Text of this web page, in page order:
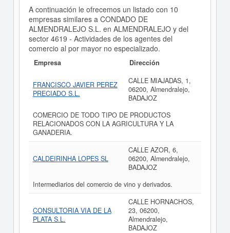
A continuación le ofrecemos un listado con 10
empresas similares a CONDADO DE
ALMENDRALEJO S.L. en ALMENDRALEJO y del
sector 4619 - Actividades de los agentes del
comercio al por mayor no especializado.
Empresa Dirección
FRANCISCO JAVIER PEREZ
PRECIADO S.L.
CALLE MIAJADAS, 1,
06200, Almendralejo,
BADAJOZ
COMERCIO DE TODO TIPO DE PRODUCTOS
RELACIONADOS CON LA AGRICULTURA Y LA
GANADERIA.
CALDEIRINHA LOPES SL
CALLE AZOR, 6,
06200, Almendralejo,
BADAJOZ
Intermediarios del comercio de vino y derivados.
CONSULTORIA VIA DE LA
PLATA S.L.
CALLE HORNACHOS,
23, 06200,
Almendralejo,
BADAJOZ